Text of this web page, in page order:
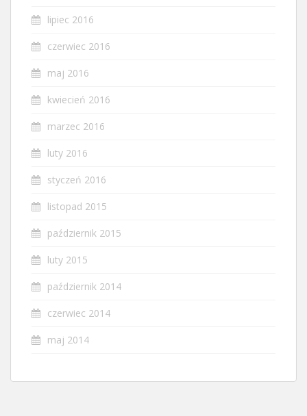
lipiec 2016
czerwiec 2016
maj 2016
kwiecień 2016
marzec 2016
luty 2016
styczeń 2016
listopad 2015
październik 2015
luty 2015
październik 2014
czerwiec 2014
maj 2014